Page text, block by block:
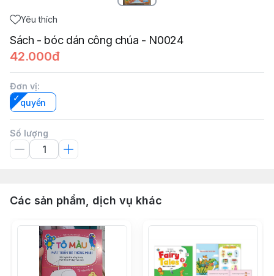
Yêu thích
Sách - bóc dán công chúa - N0024
42.000đ
Đơn vị:
quyển
Số lượng
Các sản phẩm, dịch vụ khác